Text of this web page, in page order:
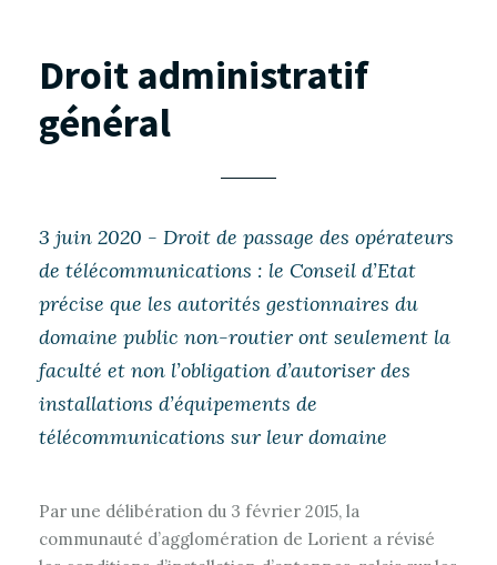
Droit administratif
général
3 juin 2020 - Droit de passage des opérateurs
de télécommunications : le Conseil d’Etat
précise que les autorités gestionnaires du
domaine public non-routier ont seulement la
faculté et non l’obligation d’autoriser des
installations d’équipements de
télécommunications sur leur domaine
Par une délibération du 3 février 2015, la
communauté d’agglomération de Lorient a révisé